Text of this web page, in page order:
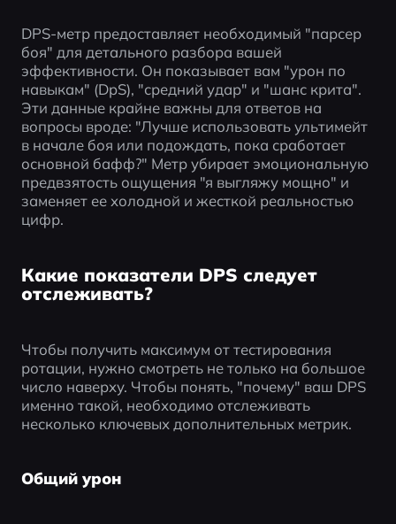
DPS-метр предоставляет необходимый "парсер
боя" для детального разбора вашей
эффективности. Он показывает вам "урон по
навыкам" (DpS), "средний удар" и "шанс крита".
Эти данные крайне важны для ответов на
вопросы вроде: "Лучше использовать ультимейт
в начале боя или подождать, пока сработает
основной бафф?" Метр убирает эмоциональную
предвзятость ощущения "я выгляжу мощно" и
заменяет ее холодной и жесткой реальностью
цифр.
Какие показатели DPS следует
отслеживать?
Чтобы получить максимум от тестирования
ротации, нужно смотреть не только на большое
число наверху. Чтобы понять, "почему" ваш DPS
именно такой, необходимо отслеживать
несколько ключевых дополнительных метрик.
Общий урон